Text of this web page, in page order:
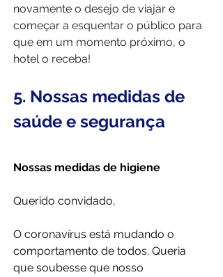
novamente o desejo de viajar e
começar a esquentar o público para
que em um momento próximo, o
hotel o receba!
5. Nossas medidas de
saúde e segurança
Nossas medidas de higiene
Querido convidado,
O coronavírus está mudando o
comportamento de todos. Queria
que soubesse que nosso